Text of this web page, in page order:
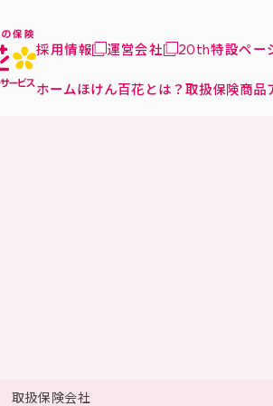
ホームほけん百花とは？ 取扱保険商品
採用情報 運営会社 20th特設ペー
取扱保険会社